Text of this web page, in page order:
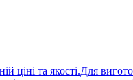
ціні та якості.Для